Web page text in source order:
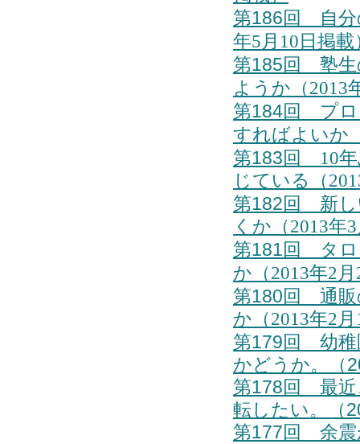
第186回
自
年5月10日掲載
第185回 塾
ようか（2013
第184回 プ
すればよいか
第183回 10
じている（
第182回 新
くか（2013年
第181回
タ
か（2013年2
第180回 通
か（2013年2
第179回 幼稚
かどうか。（
第178回 最近
転したい。（
第177回 余